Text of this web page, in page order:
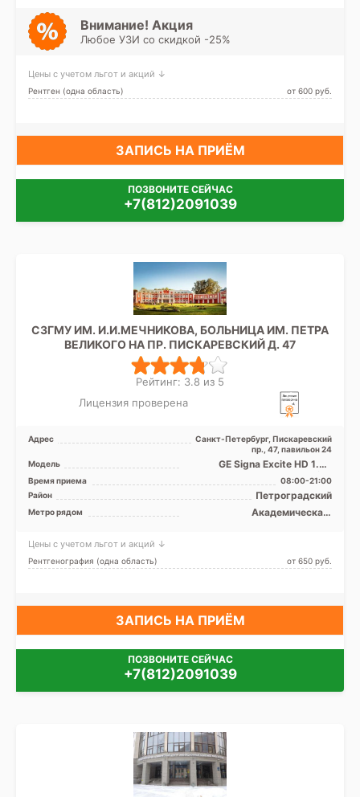
Мужества, Политехническая,
Проспект Просвещения,
Внимание! Акция
Любое УЗИ со скидкой -25%
Цены с учетом льгот и акций ↓
Рентген (одна область) от 600 pуб.
ЗАПИСЬ НА ПРИЁМ
ПОЗВОНИТЕ СЕЙЧАС
+7(812)2091039
СЗГМУ ИМ. И.И.МЕЧНИКОВА, БОЛЬНИЦА ИМ. ПЕТРА
ВЕЛИКОГО НА ПР. ПИСКАРЕВСКИЙ Д. 47
Рейтинг: 3.8 из 5
Лицензия проверена
Адрес
Санкт-Петербург, Пискаревский
пр., 47, павильон 24
Модель
GE Signa Excite HD 1.5Т
закрытый тип, КТ Toshiba
Aguilion 64 среза, КТ ...
Время приема
08:00-21:00
Район
Петроградский
Метро рядом
Академическая,
Ленина, Площадь Мужества,
Политехническая, Проспект
Цены с учетом льгот и акций ↓
Рентгенография (одна область) от 650 pуб.
ЗАПИСЬ НА ПРИЁМ
ПОЗВОНИТЕ СЕЙЧАС
+7(812)2091039